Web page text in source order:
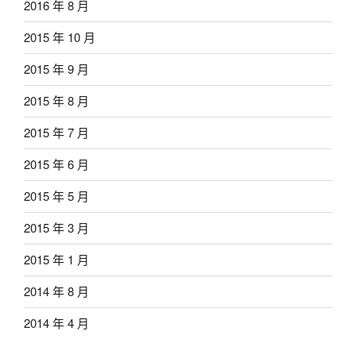
2016 年 8 月
2015 年 10 月
2015 年 9 月
2015 年 8 月
2015 年 7 月
2015 年 6 月
2015 年 5 月
2015 年 3 月
2015 年 1 月
2014 年 8 月
2014 年 4 月